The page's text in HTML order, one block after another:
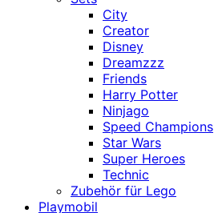
City
Creator
Disney
Dreamzzz
Friends
Harry Potter
Ninjago
Speed Champions
Star Wars
Super Heroes
Technic
Zubehör für Lego
Playmobil